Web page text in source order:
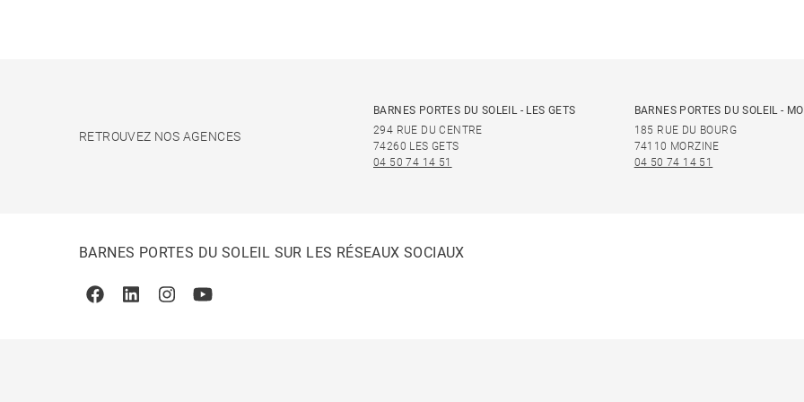
RETROUVEZ NOS AGENCES
BARNES PORTES DU SOLEIL - LES GETS
294 RUE DU CENTRE
74260 LES GETS
04 50 74 14 51
BARNES PORTES DU SOLEIL -
185 RUE DU BOURG
74110 MORZINE
04 50 74 14 51
BARNES PORTES DU SOLEIL SUR LES RÉSEAUX SOCIAUX
FacebookLinkedinInstagramYoutube